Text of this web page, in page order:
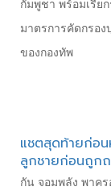
กัมพูชา พร้อมเรีย
มาตรการคัดกรอ
ของกองทัพ
แชตสุดท้ายก่อ
ลูกชายก่อนถูก
กัน จอมพลัง พาค